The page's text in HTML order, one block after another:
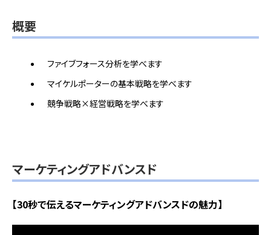
概要
ファイブフォース分析を学べます
マイケルポーターの基本戦略を学べます
競争戦略×経営戦略を学べます
マーケティングアドバンスド
【30秒で伝えるマーケティングアドバンスドの魅力】